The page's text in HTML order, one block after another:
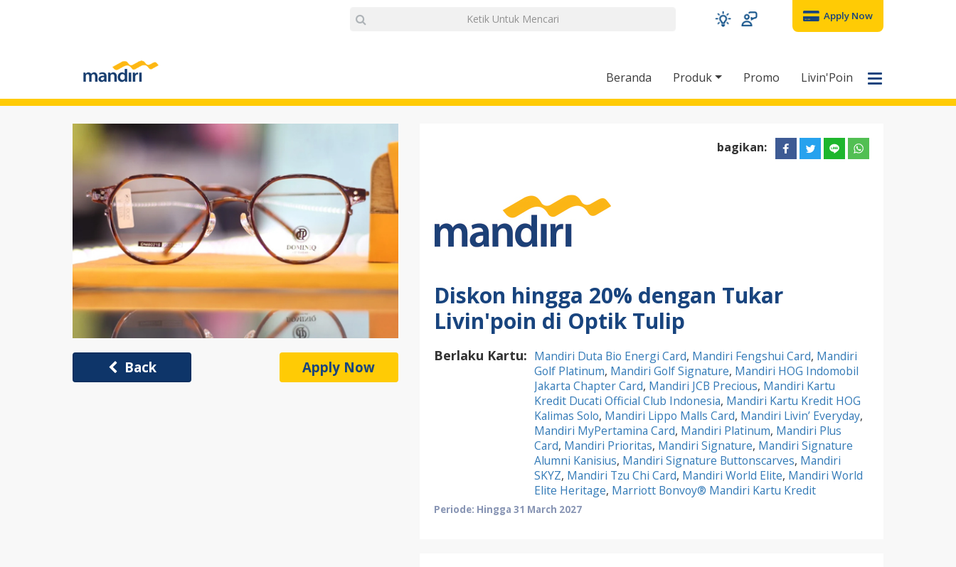
Apply Now
Beranda Produk Promo Livin'Poin
Back Apply Now
bagikan:
Diskon hingga 20% dengan Tukar
Livin'poin di Optik Tulip
Berlaku Kartu: Mandiri Duta Bio Energi Card, Mandiri Fengshui Card, Mandiri
Golf Platinum, Mandiri Golf Signature, Mandiri HOG Indomobil
Jakarta Chapter Card, Mandiri JCB Precious, Mandiri Kartu
Kredit Ducati Official Club Indonesia, Mandiri Kartu Kredit HOG
Kalimas Solo, Mandiri Lippo Malls Card, Mandiri Livin’ Everyday,
Mandiri MyPertamina Card, Mandiri Platinum, Mandiri Plus
Card, Mandiri Prioritas, Mandiri Signature, Mandiri Signature
Alumni Kanisius, Mandiri Signature Buttonscarves, Mandiri
SKYZ, Mandiri Tzu Chi Card, Mandiri World Elite, Mandiri World
Elite Heritage, Marriott Bonvoy® Mandiri Kartu Kredit
Periode: Hingga 31 March 2027